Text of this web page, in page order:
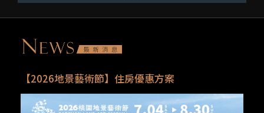
【2026地景藝術節】住房優惠方案